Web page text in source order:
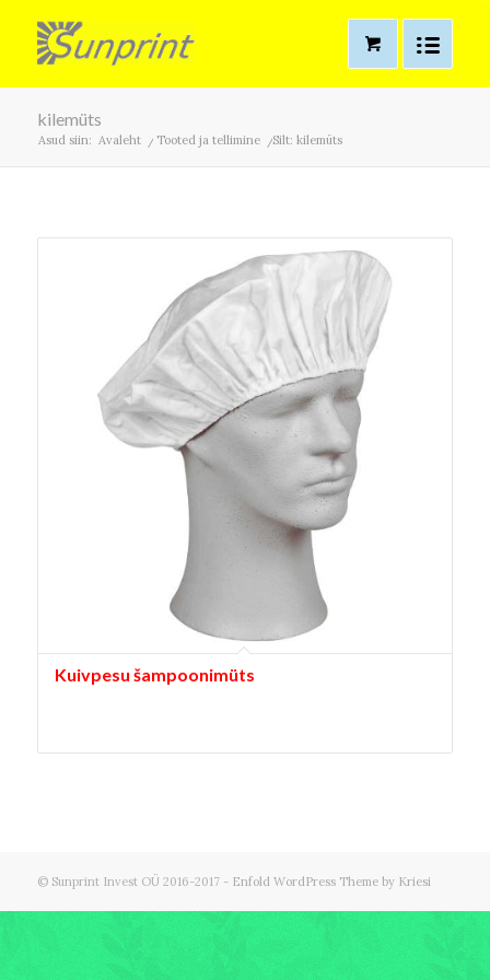
kilemüts
Asud siin: Avaleht / Tooted ja tellimine /Silt: kilemüts
Kuivpesu šampoonimüts
© Sunprint Invest OÜ 2016-2017 - Enfold WordPress Theme by Kriesi